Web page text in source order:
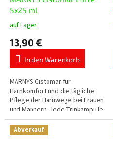
5x25 ml
Die
Produktbewertung
ist
5,0
5
Sternen.
auf Lager
13,90 €
In den Warenkorb
MARNYS Cistomar für
Harnkomfort und die tägliche
Pflege der Harnwege bei Frauen
und Männern. Jede Trinkampulle
enthält 2.000 mg D-Mannose,
Cranberry-Konzentrat,
Vogelknöterich,...
Abverkauf